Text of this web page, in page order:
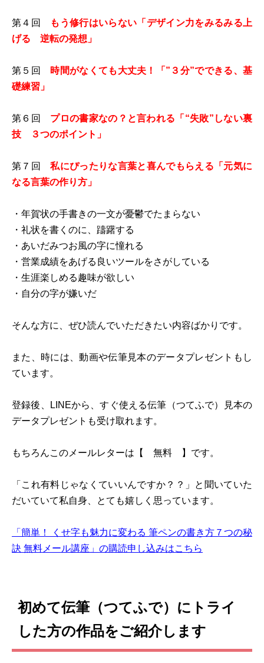
第４回 もう修行はいらない 「デザイン力をみるみる上
げる 逆転の発想」
第５回
時間がなくても大丈夫！「”３分”でできる、基
礎練習」
第６回 プロの書家なの？と言われる「“失敗”しない裏
技 ３つのポイント」
第７回私にぴったりな言葉と喜んでもらえる「元気に
なる言葉の作り方」
・年賀状の手書きの一文が憂鬱でたまらない
・礼状を書くのに、躊躇する
・あいだみつお風の字に憧れる
・営業成績をあげる良いツールをさがしている
・生涯楽しめる趣味が欲しい
・自分の字が嫌いだ
そんな方に、ぜひ読んでいただきたい内容ばかりです。
また、時には、動画や伝筆見本のデータプレゼントもし
ています。
登録後、LINEから、すぐ使える伝筆（つてふで）見本の
データプレゼントも受け取れます。
もちろんこのメールレターは【 無料 】です。
「これ有料じゃなくていいんですか？？」と聞いていた
だいていて私自身、とても嬉しく思っています。
「簡単！ くせ字も魅力に変わる 筆ペンの書き方７つの秘
訣 無料メール講座」の購読申し込みはこちら
初めて伝筆（つてふで）にトライ
した方の作品をご紹介します